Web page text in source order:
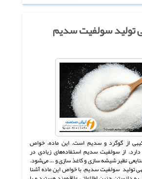
تولید سولفیت سدیم
از گوگرد و سدیم است. این ماده، خواص
از سولفیت سدیم استفاده‌های زیادی در
نظیر شیشه سازی و کاغذ سازی و ... می‌شود.
تولید سولفیت سدیم، با خواص این ماده آشنا